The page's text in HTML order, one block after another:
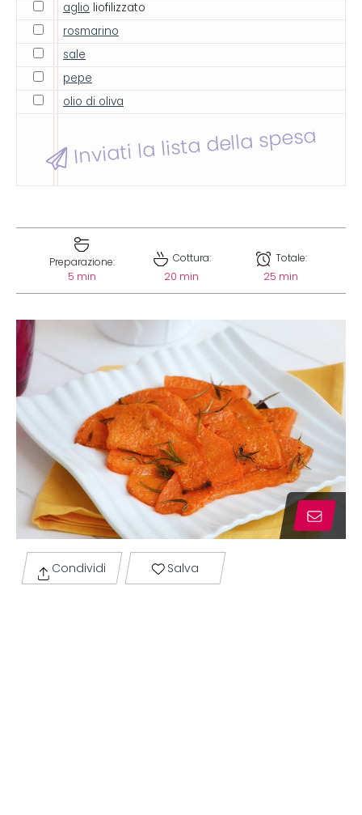
aglio liofilizzato
rosmarino
sale
pepe
olio di oliva
Inviati la lista della spesa
Preparazione:
5 min
Cottura:
20 min
Totale:
25 min
Condividi Salva